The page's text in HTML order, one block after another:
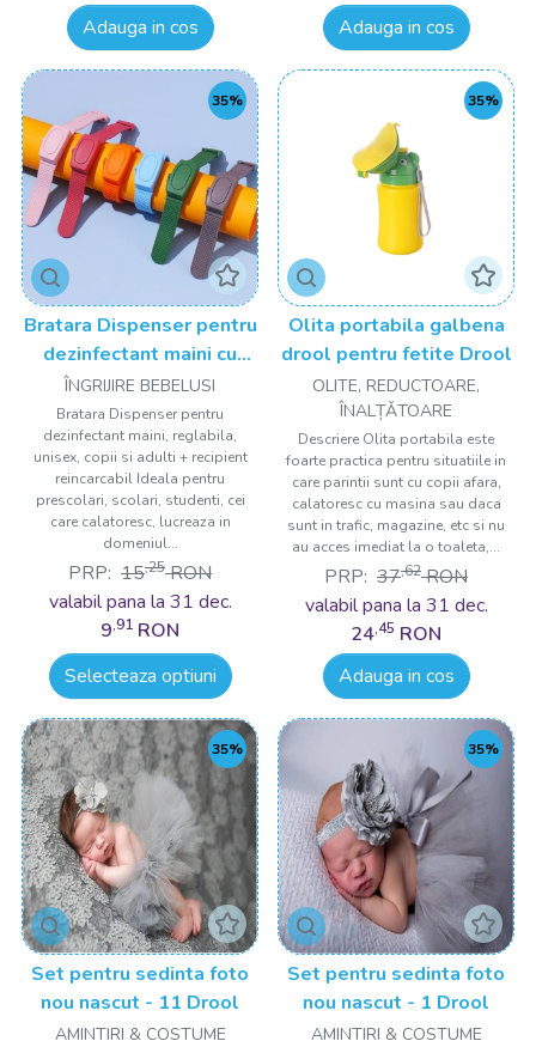
Adauga in cos
Adauga in cos
35%
Bratara Dispenser pentru
dezinfectant maini cu
recipient reincarcabil
Drool
ÎNGRIJIRE BEBELUSI
Bratara Dispenser pentru
dezinfectant maini, reglabila,
unisex, copii si adulti + recipient
reincarcabil Ideala pentru
prescolari, scolari, studenti, cei
care calatoresc, lucreaza in
domeniul...
PRP: 15,25 RON
valabil pana la 31 dec.
9,91 RON
Selecteaza optiuni
35%
Olita portabila galbena
drool pentru fetite Drool
OLITE, REDUCTOARE,
ÎNALȚǍTOARE
Descriere Olita portabila este
foarte practica pentru situatiile in
care parintii sunt cu copii afara,
calatoresc cu masina sau daca
sunt in trafic, magazine, etc si nu
au acces imediat la o toaleta,...
PRP: 37,62 RON
valabil pana la 31 dec.
24,45 RON
Adauga in cos
35%
Set pentru sedinta foto
nou nascut - 11 Drool
AMINTIRI & COSTUME
35%
Set pentru sedinta foto
nou nascut - 1 Drool
AMINTIRI & COSTUME